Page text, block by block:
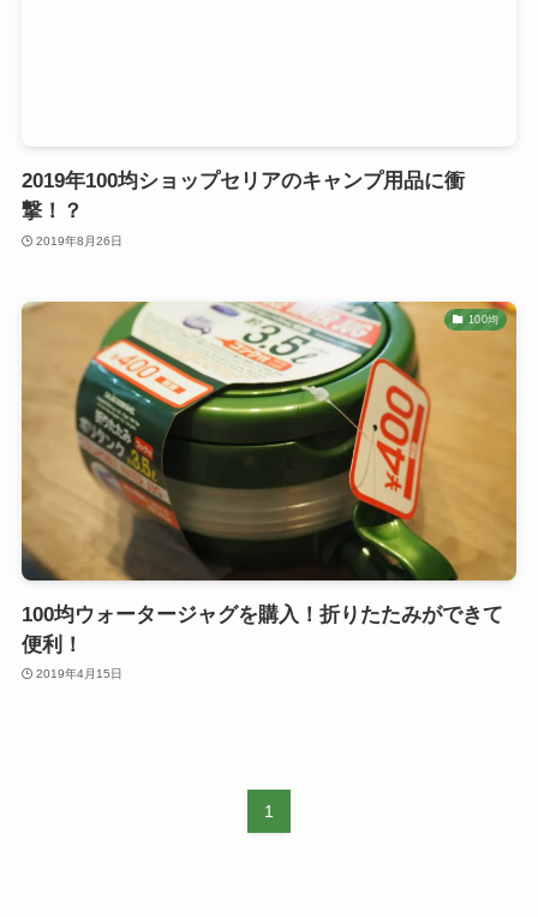
2019年100均ショップセリアのキャンプ用品に衝
撃！？
2019年8月26日
100均
100均ウォータージャグを購入！折りたたみができて
便利！
2019年4月15日
1